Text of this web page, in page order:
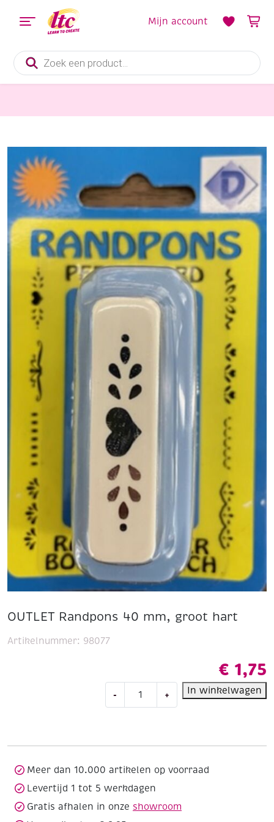
Producten
zoeken
Mijn account
OUTLET Randpons 40 mm, groot hart
€ 1,75
-
aantal
+ In winkelwagen
Artikelnummer: 98077
Meer dan 10.000 artikelen op voorraad
Levertijd 1 tot 5 werkdagen
Gratis afhalen in onze showroom